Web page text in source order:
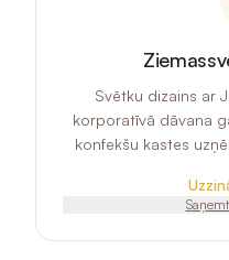
Svētku dizains ar
korporatīvā dāvana
konfekšu kastes